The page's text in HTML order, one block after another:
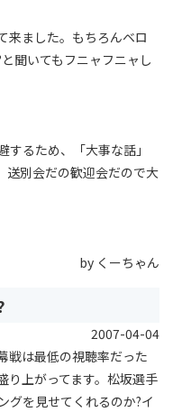
来ました。もちろんベロ
聞いてもフニャフニャし
るため、「大事な話」
送別会だの歓迎会だので大
by くーちゃん
2007-04-04
戦は最低の視聴率だった
り上がってます。松坂選手
グを見せてくれるのか?イ